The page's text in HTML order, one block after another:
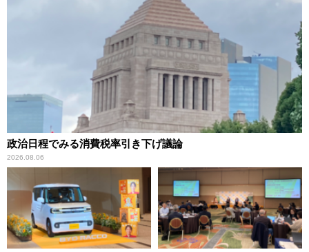
政治日程でみる消費税率引き下げ議論
2026.08.06